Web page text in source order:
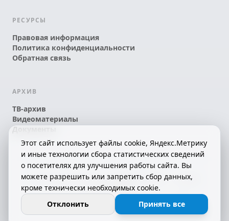
РЕСУРСЫ
Правовая информация
Политика конфиденциальности
Обратная связь
АРХИВ
ТВ-архив
Видеоматериалы
Документы
© 2026 АО «КРТК» • КОМИ ЙÖЗЛЫ — КОМИ
ТЕЛЕКАНАЛ!
СДЕЛАНО С ЛЮБОВЬЮ К РЕСПУБЛИКЕ КОМИ
16+
Этот сайт использует файлы cookie, Яндекс.Метрику
и иные технологии сбора статистических сведений
о посетителях для улучшения работы сайта. Вы
можете разрешить или запретить сбор данных,
кроме технически необходимых cookie.
Отклонить
Принять все